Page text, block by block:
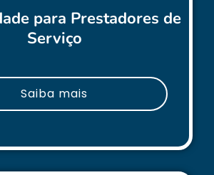
para Prestadores de
Serviço
Saiba mais